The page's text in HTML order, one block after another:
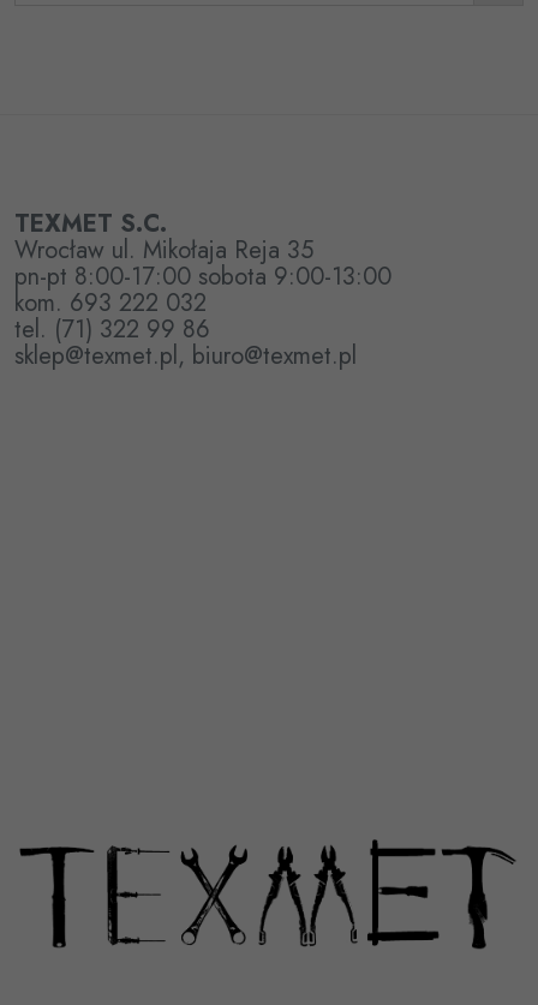
TEXMET S.C.
Wrocław ul. Mikołaja Reja 35
pn-pt 8:00-17:00 sobota 9:00-13:00
kom. 693 222 032
tel. (71) 322 99 86
sklep@texmet.pl, biuro@texmet.pl